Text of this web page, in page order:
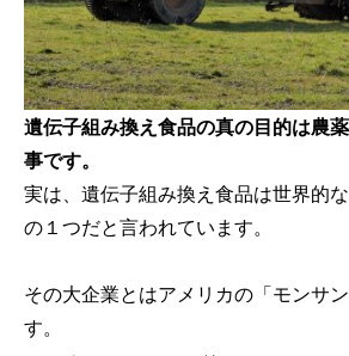
遺伝子組み換え食品の真の目的は農
事です。
実は、遺伝子組み換え食品は世界的
の１つだと言われています。
その大企業とはアメリカの「モンサ
す。